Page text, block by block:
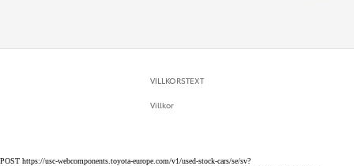
VILLKORSTEXT
Villkor
POST https://usc-webcomponents.toyota-europe.com/v1/used-stock-cars/se/sv?